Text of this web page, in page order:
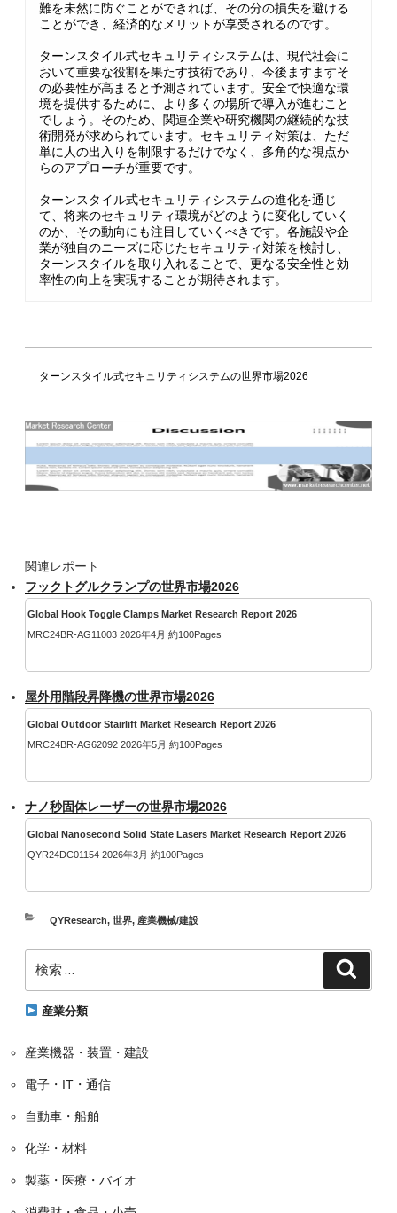
難を未然に防ぐことができれば、その分の損失を避ける
ことができ、経済的なメリットが享受されるのです。
ターンスタイル式セキュリティシステムは、現代社会に
おいて重要な役割を果たす技術であり、今後ますますそ
の必要性が高まると予測されています。安全で快適な環
境を提供するために、より多くの場所で導入が進むこと
でしょう。そのため、関連企業や研究機関の継続的な技
術開発が求められています。セキュリティ対策は、ただ
単に人の出入りを制限するだけでなく、多角的な視点か
らのアプローチが重要です。
ターンスタイル式セキュリティシステムの進化を通じ
て、将来のセキュリティ環境がどのように変化していく
のか、その動向にも注目していくべきです。各施設や企
業が独自のニーズに応じたセキュリティ対策を検討し、
ターンスタイルを取り入れることで、更なる安全性と効
率性の向上を実現することが期待されます。
ターンスタイル式セキュリティシステムの世界市場2026
関連レポート
フックトグルクランプの世界市場2026
Global Hook Toggle Clamps Market Research Report 2026
MRC24BR-AG11003 2026年4月 約100Pages
屋外用階段昇降機の世界市場2026
Global Outdoor Stairlift Market Research Report 2026
MRC24BR-AG62092 2026年5月 約100Pages
ナノ秒固体レーザーの世界市場2026
Global Nanosecond Solid State Lasers Market Research Report 2026
QYR24DC01154 2026年3月 約100Pages
カ
QYResearch, 世界, 産業機械/建設
索:
産業分類
産業機器・装置・建設
電子・IT・通信
自動車・船舶
化学・材料
製薬・医療・バイオ